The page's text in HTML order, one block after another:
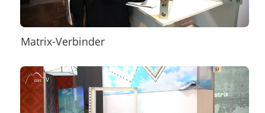
Matrix-Verbinder